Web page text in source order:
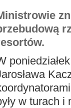
w turach i